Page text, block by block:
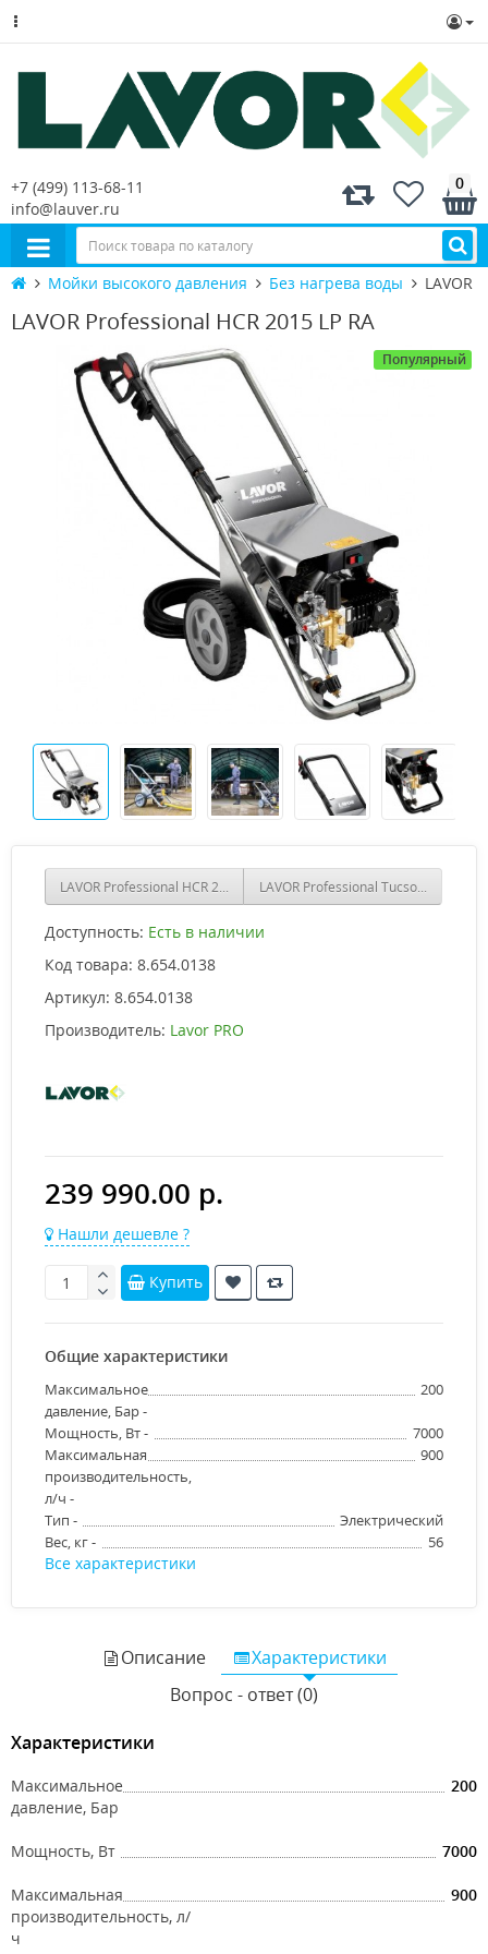
+7 (499) 113-68-11
info@lauver.ru
0
Мойки высокого давления Без нагрева воды LAVOR
LAVOR Professional HCR 2015 LP RA
Популярный
LAVOR Professional HCR 2021 LP RALAVOR Professional Tucson XL 2515
Доступность: Есть в наличии
Код товара: 8.654.0138
Артикул: 8.654.0138
Производитель: Lavor PRO
239 990.00 р.
Нашли дешевле ?
Купить
Общие характеристики
Максимальное
давление, Бар -
200
Мощность, Вт -
7000
Максимальная
производительность,
л/ч -
900
Тип -
Электрический
Вес, кг -
56
Все характеристики
Описание
Характеристики
Вопрос - ответ (0)
Характеристики
Максимальное
давление, Бар
200
Мощность, Вт 7000
Максимальная
производительность, л/
ч
900